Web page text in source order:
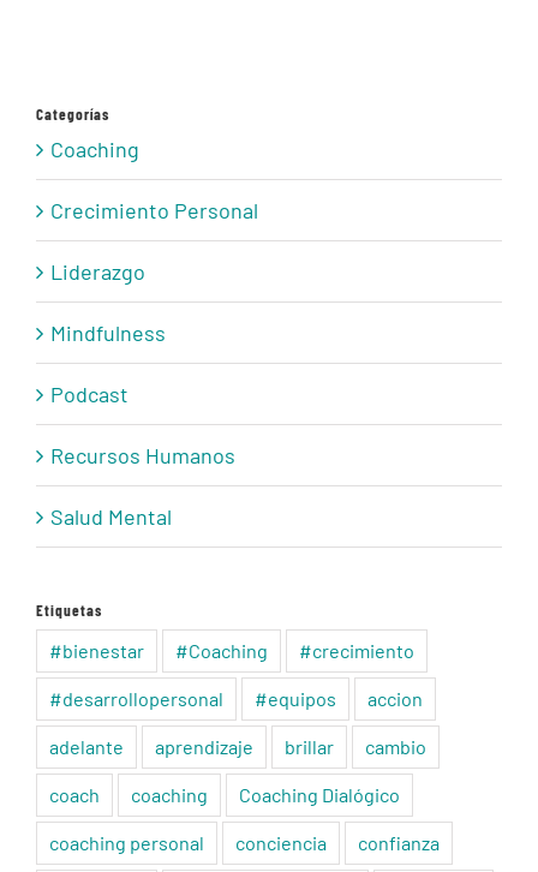
Categorías
Coaching
Crecimiento Personal
Liderazgo
Mindfulness
Podcast
Recursos Humanos
Salud Mental
Etiquetas
#bienestar #Coaching #crecimiento
#desarrollopersonal #equipos accion
adelante aprendizaje brillar cambio
coach coaching Coaching Dialógico
coaching personal conciencia confianza